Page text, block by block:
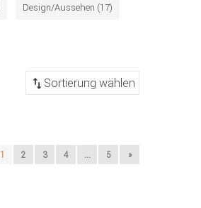
Design/Aussehen (17)
1 2 3 4 ... 5 »